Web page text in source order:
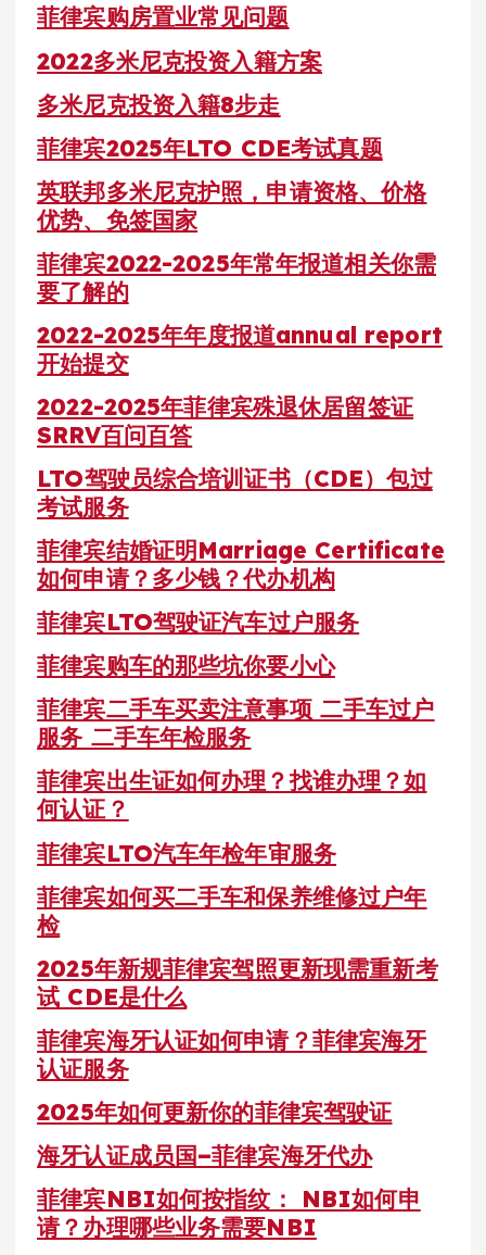
菲律宾购房置业常见问题
2022多米尼克投资入籍方案
多米尼克投资入籍8步走
菲律宾2025年LTO CDE考试真题
英联邦多米尼克护照，申请资格、价格
优势、免签国家
菲律宾2022-2025年常年报道相关你需
要了解的
2022-2025年年度报道annual report
开始提交
2022-2025年菲律宾殊退休居留签证
SRRV百问百答
LTO驾驶员综合培训证书（CDE）包过
考试服务
菲律宾结婚证明Marriage Certificate
如何申请？多少钱？代办机构
菲律宾LTO驾驶证汽车过户服务
菲律宾购车的那些坑你要小心
菲律宾二手车买卖注意事项 二手车过户
服务 二手车年检服务
菲律宾出生证如何办理？找谁办理？如
何认证？
菲律宾LTO汽车年检年审服务
菲律宾如何买二手车和保养维修过户年
检
2025年新规菲律宾驾照更新现需重新考
试 CDE是什么
菲律宾海牙认证如何申请？菲律宾海牙
认证服务
2025年如何更新你的菲律宾驾驶证
海牙认证成员国–菲律宾海牙代办
菲律宾NBI如何按指纹： NBI如何申
请？办理哪些业务需要NBI